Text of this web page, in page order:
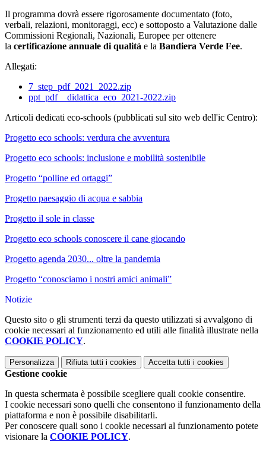
Il programma dovrà essere rigorosamente documentato (foto,
verbali, relazioni, monitoraggi, ecc) e sottoposto a Valutazione dalle
Commissioni Regionali, Nazionali, Europee per ottenere
la certificazione annuale di qualità e la Bandiera Verde Fee.
Allegati:
7_step_pdf_2021_2022.zip
ppt_pdf__didattica_eco_2021-2022.zip
Articoli dedicati eco-schools (pubblicati sul sito web dell'ic Centro):
Progetto eco schools: verdura che avventura
Progetto eco schools: inclusione e mobilità sostenibile
Progetto “polline ed ortaggi”
Progetto paesaggio di acqua e sabbia
Progetto il sole in classe
Progetto eco schools conoscere il cane giocando
Progetto agenda 2030... oltre la pandemia
Progetto “conosciamo i nostri amici animali”
Notizie
Questo sito o gli strumenti terzi da questo utilizzati si avvalgono di
cookie necessari al funzionamento ed utili alle finalità illustrate nella
COOKIE POLICY.
Personalizza Rifiuta tutti i cookies Accetta tutti i cookies
Gestione cookie
In questa schermata è possibile scegliere quali cookie consentire.
I cookie necessari sono quelli che consentono il funzionamento della
piattaforma e non è possibile disabilitarli.
Per conoscere quali sono i cookie necessari al funzionamento potete
visionare la COOKIE POLICY.